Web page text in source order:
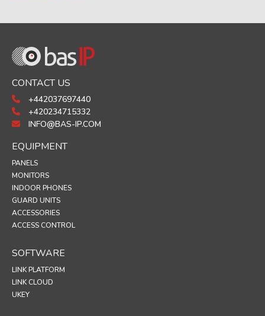
CONTACT US
+442037697440
+420234715332
INFO@BAS-IP.COM
EQUIPMENT
PANELS
MONITORS
INDOOR PHONES
GUARD UNITS
ACCESSORIES
ACCESS CONTROL
SOFTWARE
LINK PLATFORM
LINK CLOUD
UKEY